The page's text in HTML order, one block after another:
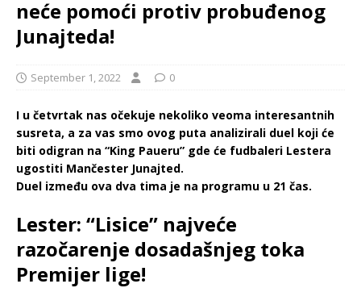
neće pomoći protiv probuđenog
Junajteda!
September 1, 2022 0
I u četvrtak nas očekuje nekoliko veoma interesantnih
susreta, a za vas smo ovog puta analizirali duel koji će
biti odigran na “King Paueru” gde će fudbaleri Lestera
ugostiti Mančester Junajted.
Duel između ova dva tima je na programu u 21 čas.
Lester: “Lisice” najveće
razočarenje dosadašnjeg toka
Premijer lige!